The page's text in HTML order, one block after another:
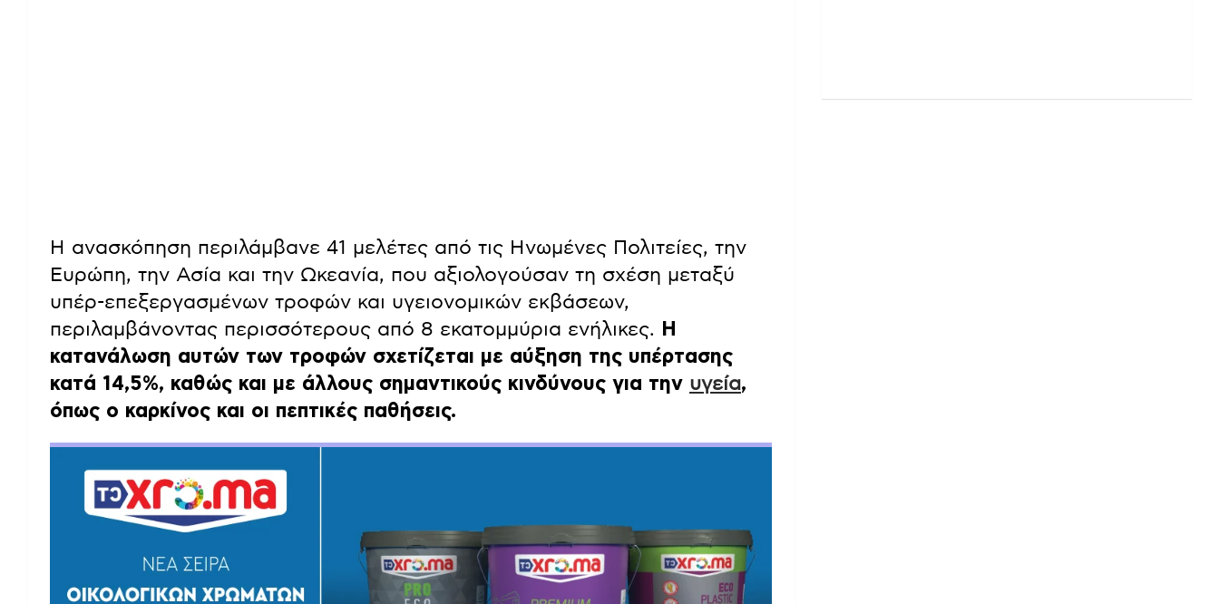
Η ανασκόπηση περιλάμβανε 41 μελέτες από τις Ηνωμένες Πολιτείες, την
Ευρώπη, την Ασία και την Ωκεανία, που αξιολογούσαν τη σχέση μεταξύ
υπέρ-επεξεργασμένων τροφών και υγειονομικών εκβάσεων,
περιλαμβάνοντας περισσότερους από 8 εκατομμύρια ενήλικες.
Η
κατανάλωση αυτών των τροφών σχετίζεται με αύξηση της υπέρτασης
κατά 14,5%, καθώς και με άλλους σημαντικούς κινδύνους για την υγεία,
όπως ο καρκίνος και οι πεπτικές παθήσεις.